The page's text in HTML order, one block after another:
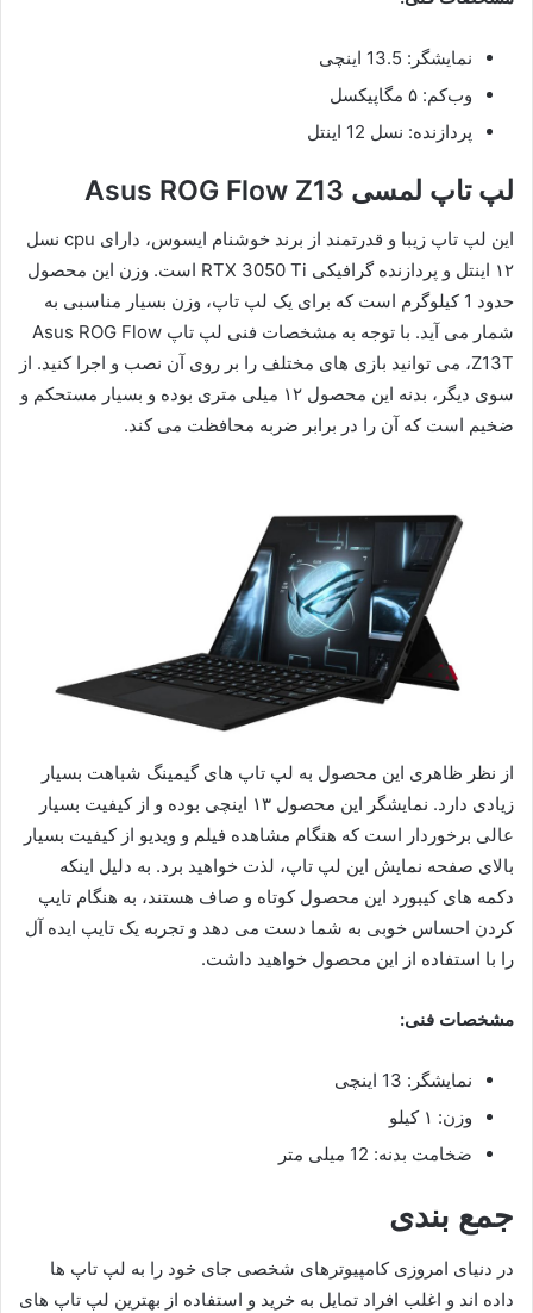
نمایشگر: 13.5 اینچی
وب‌کم: ۵ مگاپیکسل
پردازنده: نسل 12 اینتل
لپ تاپ لمسی Asus ROG Flow Z13
این لپ تاپ زیبا و قدرتمند از برند خوشنام ایسوس، دارای cpu نسل
۱۲ اینتل و پردازنده گرافیکی RTX 3050 Ti است. وزن این محصول
حدود 1 کیلوگرم است که برای یک لپ تاپ، وزن بسیار مناسبی به
شمار می آید. با توجه به مشخصات فنی لپ تاپ Asus ROG Flow
Z13T، می توانید بازی های مختلف را بر روی آن نصب و اجرا کنید. از
سوی دیگر، بدنه این محصول ۱۲ میلی متری بوده و بسیار مستحکم و
ضخیم است که آن را در برابر ضربه محافظت می کند.
از نظر ظاهری این محصول به لپ تاپ های گیمینگ شباهت بسیار
زیادی دارد. نمایشگر این محصول ۱۳ اینچی بوده و از کیفیت بسیار
عالی برخوردار است که هنگام مشاهده فیلم و ویدیو از کیفیت بسیار
بالای صفحه نمایش این لپ تاپ، لذت خواهید برد. به دلیل اینکه
دکمه های کیبورد این محصول کوتاه و صاف هستند، به هنگام تایپ
کردن احساس خوبی به شما دست می ‌دهد و تجربه یک تایپ ایده آل
را با استفاده از این محصول خواهید داشت.
مشخصات فنی:
نمایشگر: 13 اینچی
وزن: ۱ کیلو
ضخامت بدنه: 12 میلی متر
جمع بندی
در دنیای امروزی کامپیوترهای شخصی جای خود را به لپ‌ تاپ ‌ها
داده اند و اغلب افراد تمایل به خرید و استفاده از بهترین لپ تاپ های